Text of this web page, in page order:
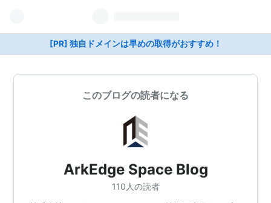
[PR] 独自ドメインは早めの取得がおすすめ！
このブログの読者になる
ArkEdge Space Blog
110人の読者